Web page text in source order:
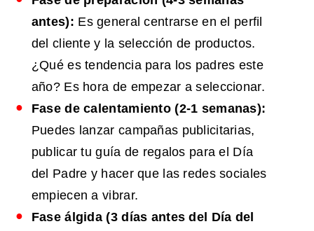
antes): Es general centrarse en el perfil
del cliente y la selección de productos.
¿Qué es tendencia para los padres este
año? Es hora de empezar a seleccionar.
Fase de calentamiento (2-1 semanas):
Puedes lanzar campañas publicitarias,
publicar tu guía de regalos para el Día
del Padre y hacer que las redes sociales
empiecen a vibrar.
Fase álgida (3 días antes del Día del